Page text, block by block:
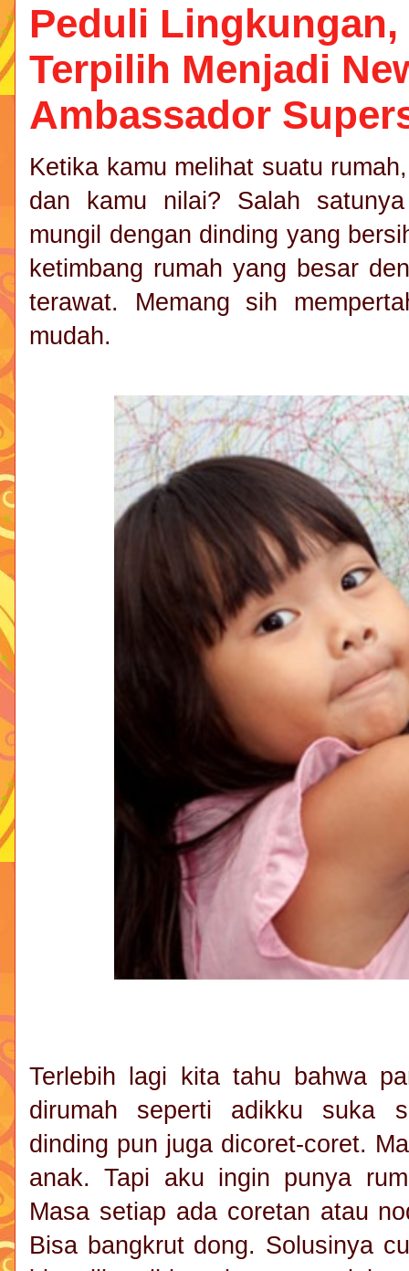
Peduli
Terpilih Menjadi
Ambassador
Ketika kamu melihat suatu
dan kamu nilai? Salah
mungil dengan dinding yang
ketimbang rumah yang besar
terawat. Memang sih
mudah.
Terlebih lagi kita tahu bahwa
dirumah seperti adikku suka
dinding pun juga dicoret-coret.
anak. Tapi aku ingin punya
Masa setiap ada coretan atau
Bisa bangkrut dong. Solusinya